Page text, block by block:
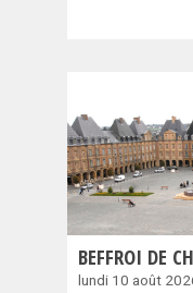
BEFFROI DE
lundi 10 août